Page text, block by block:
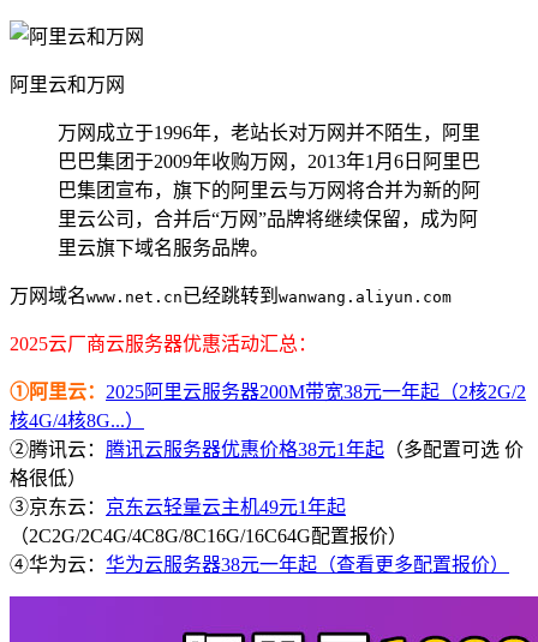
阿里云和万网
万网成立于1996年，老站长对万网并不陌生，阿里
巴巴集团于2009年收购万网，2013年1月6日阿里巴
巴集团宣布，旗下的阿里云与万网将合并为新的阿
里云公司，合并后“万网”品牌将继续保留，成为阿
里云旗下域名服务品牌。
万网域名www.net.cn已经跳转到 wanwang.aliyun.com
2025云厂商云服务器优惠活动汇总：
①阿里云： 2025阿里云服务器200M带宽38元一年起（2核2G/2
核4G/4核8G...）
②腾讯云： 腾讯云服务器优惠价格38元1年起 （多配置可选 价
格很低）
③京东云： 京东云轻量云主机49元1年起
（2C2G/2C4G/4C8G/8C16G/16C64G配置报价）
④华为云： 华为云服务器38元一年起（查看更多配置报价）